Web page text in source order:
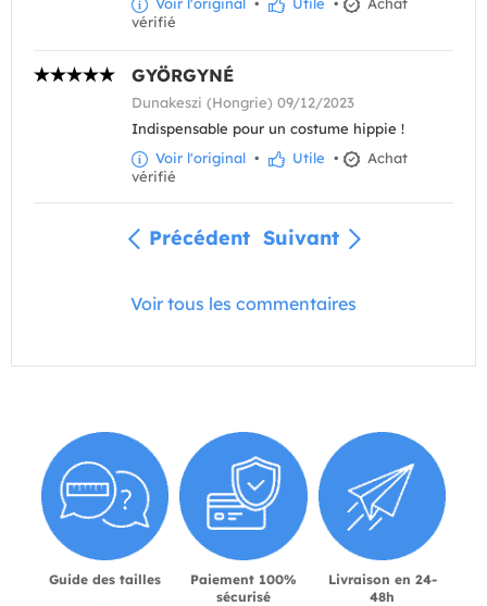
vérifié
GYÖRGYNÉ
Dunakeszi (Hongrie) 09/12/2023
Indispensable pour un costume hippie !
Voir l'original • Utile •
Achat
vérifié
Précédent Suivant
Voir tous les commentaires
Guide des tailles
Paiement 100%
sécurisé
Livraison en 24-
48h